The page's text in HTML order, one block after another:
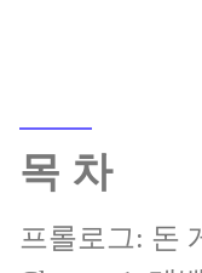
목 차
프롤로그: 돈